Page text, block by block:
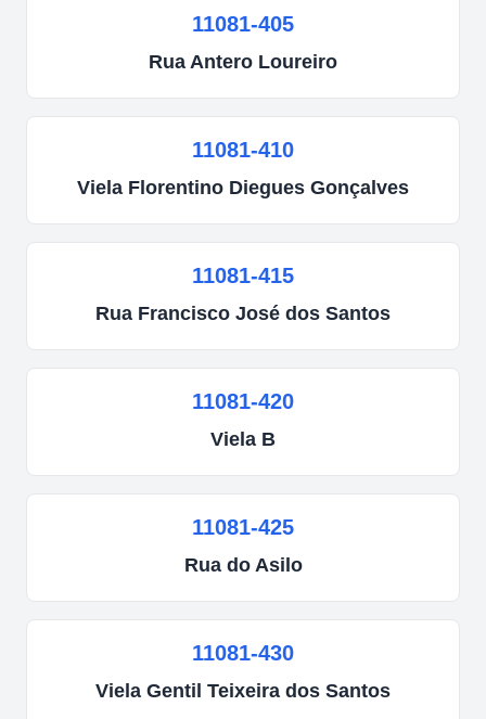
11081-405
Rua Antero Loureiro
11081-410
Viela Florentino Diegues Gonçalves
11081-415
Rua Francisco José dos Santos
11081-420
Viela B
11081-425
Rua do Asilo
11081-430
Viela Gentil Teixeira dos Santos